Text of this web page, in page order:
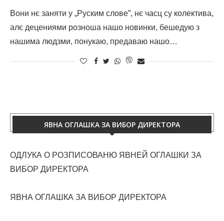
Вони нє заняти у „Руским слове”, нє часц су колектива,
алє децениями розноша нашо новинки, бешедую з
нашима людзми, понукаю, предаваю нашо…
ЯВНА ОГЛАШКА ЗА ВИБОР ДИРЕКТОРА
ОДЛУКА О РОЗПИСОВАНЮ ЯВНЕЙ ОГЛАШКИ ЗА
ВИБОР ДИРЕКТОРА
ЯВНА ОГЛАШКА ЗА ВИБОР ДИРЕКТОРА